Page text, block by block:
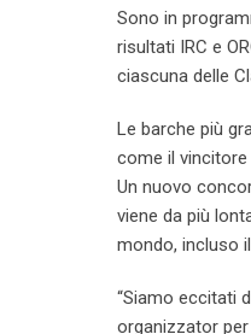
Sono in
risultati IRC e
ciascuna delle
Le barche più
come il vincitore
Un nuovo
viene da più
mondo, incluso
“Siamo eccitati
organizzator